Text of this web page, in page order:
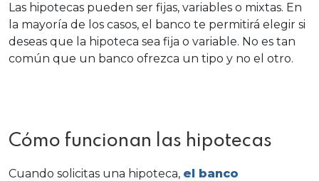
Las hipotecas pueden ser fijas, variables o mixtas. En
la mayoría de los casos, el banco te permitirá elegir si
deseas que la hipoteca sea fija o variable. No es tan
común que un banco ofrezca un tipo y no el otro.
Cómo funcionan las hipotecas
Cuando solicitas una hipoteca, el banco